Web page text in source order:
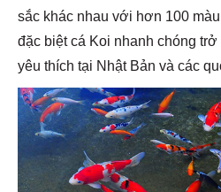
sắc khác nhau với hơn 100
đặc biệt cá Koi nhanh chóng
yêu thích tại Nhật Bản và các